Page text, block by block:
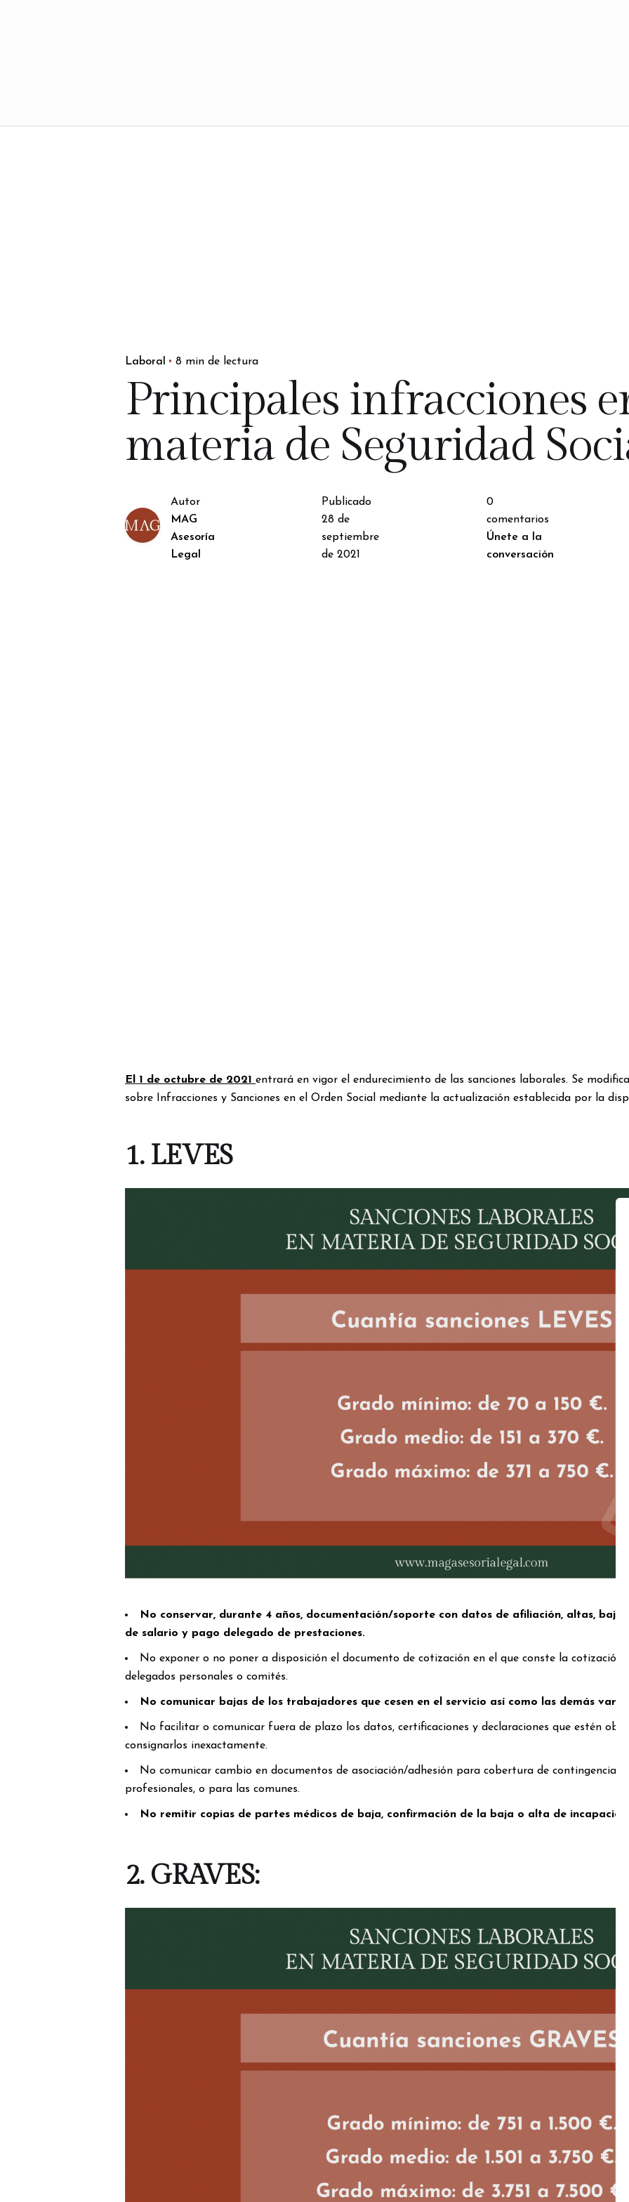
Laboral 8 min de lectura
Principales infracciones
materia de Seguridad
Autor
MAG
Asesoría
Legal
Publicado
28 de
septiembre
de 2021
0
comentarios
Únete a la
conversación
El 1 de octubre de 2021 entrará en vigor el endurecimiento de las sanciones laborales. Se
sobre Infracciones y Sanciones en el Orden Social mediante la actualización establecida por la
1. LEVES
No conservar, durante 4 años, documentación/soporte con datos de afiliación, altas,
de salario y pago delegado de prestaciones.
No exponer o no poner a disposición el documento de cotización en el que conste la
delegados personales o comités.
No comunicar bajas de los trabajadores que cesen en el servicio así como las demás
No facilitar o comunicar fuera de plazo los datos, certificaciones y declaraciones que estén
consignarlos inexactamente.
No comunicar cambio en documentos de asociación/adhesión para cobertura de contingencias
profesionales, o para las comunes.
No remitir copias de partes médicos de baja, confirmación de la baja o alta de
2. GRAVES: